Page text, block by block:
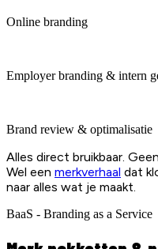
Online branding
Employer branding & intern
Brand review & optimalisatie
Alles direct bruikbaar.
Wel een merkverhaal dat
naar alles wat je maakt.
BaaS - Branding as a Service